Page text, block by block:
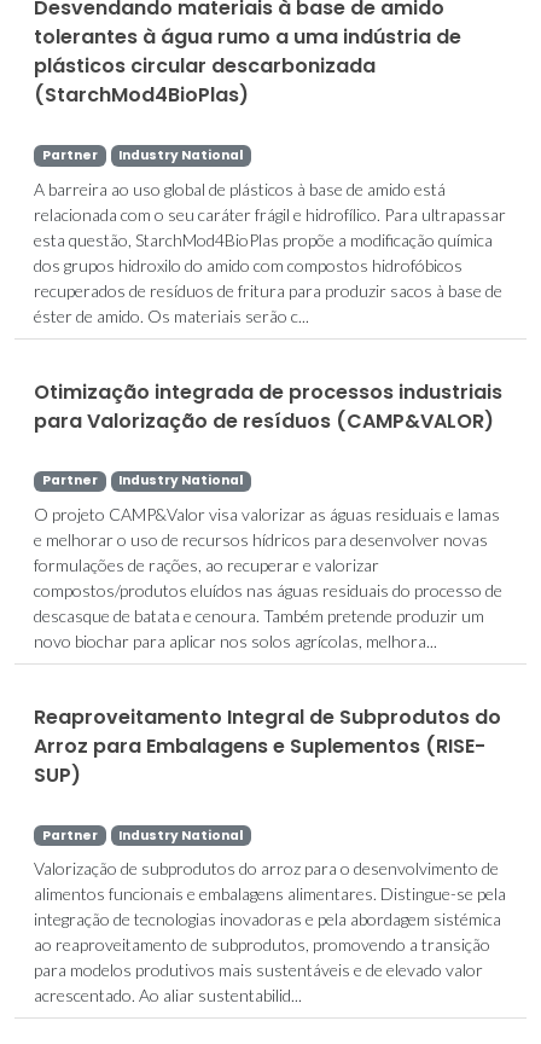
Desvendando materiais à base de amido
tolerantes à água rumo a uma indústria de
plásticos circular descarbonizada
(StarchMod4BioPlas)
Partner Industry National
A barreira ao uso global de plásticos à base de amido está
relacionada com o seu caráter frágil e hidrofílico. Para ultrapassar
esta questão, StarchMod4BioPlas propõe a modificação química
dos grupos hidroxilo do amido com compostos hidrofóbicos
recuperados de resíduos de fritura para produzir sacos à base de
éster de amido. Os materiais serão c...
Otimização integrada de processos industriais
para Valorização de resíduos (CAMP&VALOR)
Partner Industry National
O projeto CAMP&Valor visa valorizar as águas residuais e lamas
e melhorar o uso de recursos hídricos para desenvolver novas
formulações de rações, ao recuperar e valorizar
compostos/produtos eluídos nas águas residuais do processo de
descasque de batata e cenoura. Também pretende produzir um
novo biochar para aplicar nos solos agrícolas, melhora...
Reaproveitamento Integral de Subprodutos do
Arroz para Embalagens e Suplementos (RISE-
SUP)
Partner Industry National
Valorização de subprodutos do arroz para o desenvolvimento de
alimentos funcionais e embalagens alimentares. Distingue-se pela
integração de tecnologias inovadoras e pela abordagem sistémica
ao reaproveitamento de subprodutos, promovendo a transição
para modelos produtivos mais sustentáveis e de elevado valor
acrescentado. Ao aliar sustentabilid...